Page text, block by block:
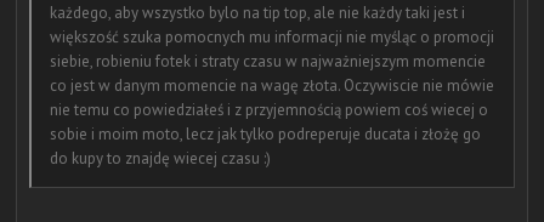
każdego, aby wszystko bylo na tip top, ale nie każdy taki jest i
większość szuka pomocnych mu informacji nie myśląc o promocji
siebie, robieniu fotek i straty czasu w najważniejszym momencie
co jest w danym momencie na wagę złota. Oczywiscie nie mówie
nie temu co powiedziałeś i z przyjemnością powiem coś wiecej o
sobie i moim moto, lecz jak tylko podreperuje ducata i złożę go
do kupy to znajdę wiecej czasu :)